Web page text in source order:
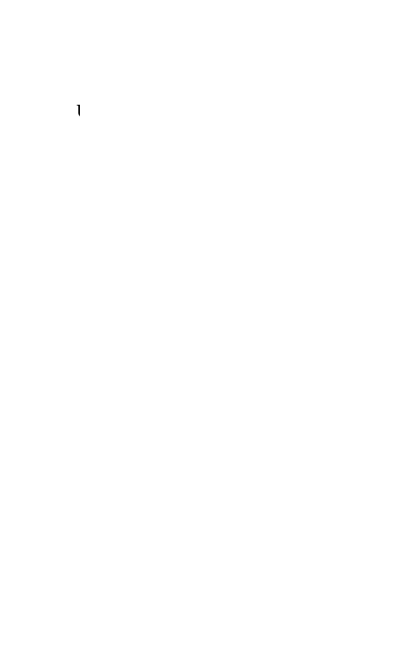
Unsere beliebtesten Produkte